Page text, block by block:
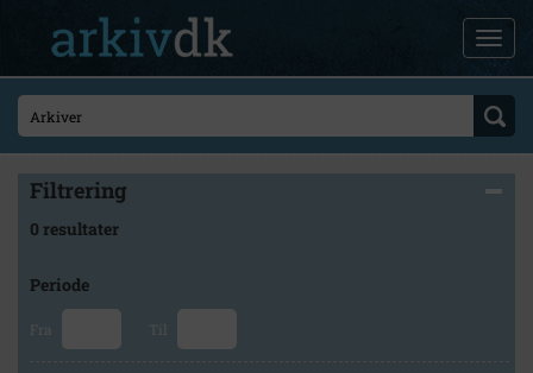
Filtrering
0 resultater
Periode
Fra Til